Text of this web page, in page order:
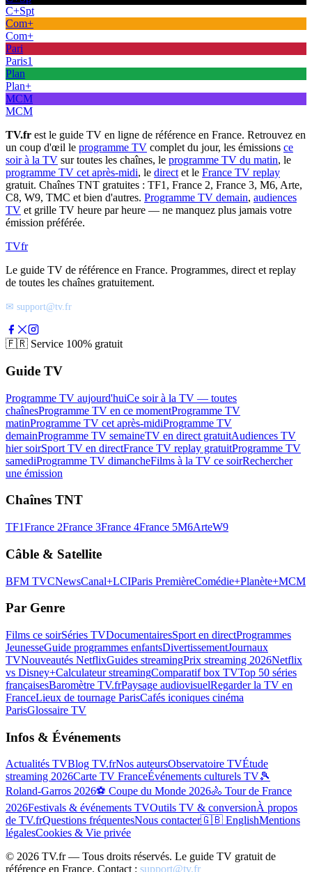
C+Spt
Com+
Com+
Pari
Paris1
Plan
Plan+
MCM
MCM
TV.fr est le guide TV en ligne de référence en France. Retrouvez en
un coup d'œil le programme TV complet du jour, les émissions ce
soir à la TV sur toutes les chaînes, le programme TV du matin, le
programme TV cet après-midi, le direct et le France TV replay
gratuit. Chaînes TNT gratuites : TF1, France 2, France 3, M6, Arte,
C8, W9, TMC et bien d'autres. Programme TV demain, audiences
TV et grille TV heure par heure — ne manquez plus jamais votre
émission préférée.
TVfr
Le guide TV de référence en France. Programmes, direct et replay
de toutes les chaînes gratuitement.
✉ support@tv.fr
🇫🇷 Service 100% gratuit
Guide TV
Programme TV aujourd'huiCe soir à la TV — toutes
chaînesProgramme TV en ce momentProgramme TV
matinProgramme TV cet après-midiProgramme TV
demainProgramme TV semaineTV en direct gratuitAudiences TV
hier soirSport TV en directFrance TV replay gratuitProgramme TV
samediProgramme TV dimancheFilms à la TV ce soirRechercher
une émission
Chaînes TNT
TF1France 2France 3France 4France 5M6ArteW9
Câble & Satellite
BFM TVCNewsCanal+LCIParis PremièreComédie+Planète+MCM
Par Genre
Films ce soirSéries TVDocumentairesSport en directProgrammes
JeunesseGuide programmes enfantsDivertissementJournaux
TVNouveautés NetflixGuides streamingPrix streaming 2026Netflix
vs Disney+Calculateur streamingComparatif box TVTop 50 séries
françaisesBaromètre TV.frPaysage audiovisuelRegarder la TV en
FranceLieux de tournage ParisCafés iconiques cinéma
ParisGlossaire TV
Infos & Événements
Actualités TVBlog TV.frNos auteursObservatoire TVÉtude
streaming 2026Carte TV FranceÉvénements culturels TV🎾
Roland-Garros 2026⚽ Coupe du Monde 2026🚴 Tour de France
2026Festivals & événements TVOutils TV & conversionÀ propos
de TV.frQuestions fréquentesNous contacter🇬🇧 EnglishMentions
légalesCookies & Vie privée
© 2026 TV.fr — Tous droits réservés. Le guide TV gratuit de
référence en France. Contact : support@tv.fr